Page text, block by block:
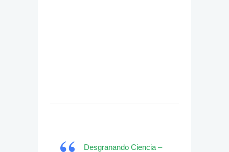
Desgranando Ciencia –